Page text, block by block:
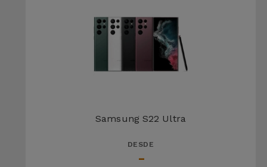
Samsung S22 Ultra
DESDE
-